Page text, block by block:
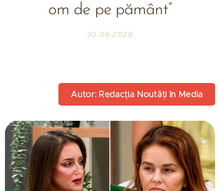
om de pe pământ”
30.06.2026
Autor: Redacția Noutăți în Media